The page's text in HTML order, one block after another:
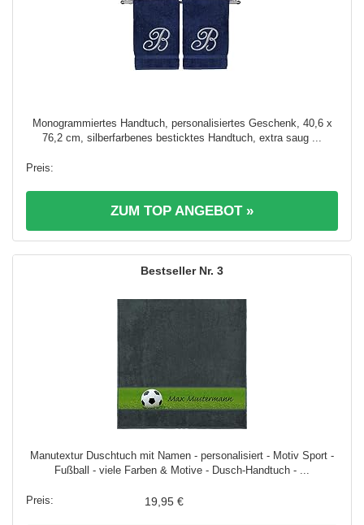
Monogrammiertes Handtuch, personalisiertes Geschenk, 40,6 x
76,2 cm, silberfarbenes besticktes Handtuch, extra saug ...
ZUM TOP ANGEBOT »
3
Manutextur Duschtuch mit Namen - personalisiert - Motiv Sport -
Fußball - viele Farben & Motive - Dusch-Handtuch - ...
19,95 €